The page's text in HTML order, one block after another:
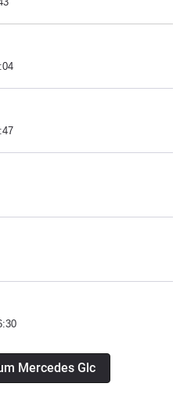
Mercedes Glc